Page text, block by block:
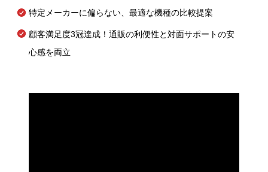
特定メーカーに偏らない、最適な機種の比較提案
顧客満足度3冠達成！通販の利便性と対面サポートの安
心感を両立